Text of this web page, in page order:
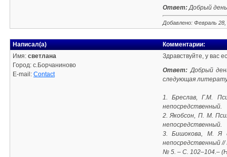
Ответ:Добрый
Добавлено: Февраль 28,
Написал(а)
Имя: светлана
Город: с.Борчаниново
E-mail: Contact
Комментарии:
Здравствуйте, у вас
Ответ:Добрый
следующая
1. Бреслав, Г.М.
непосредственный.
2. Якобсон, П. М.
непосредственный.
3. Бишокова, М. Я
непосредственный //
№ 5. – С. 102–104.–